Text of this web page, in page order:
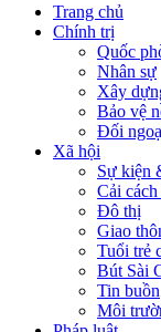
Trang chủ
Chính trị
Quốc
Nhân sự
Xây
Bảo vệ
Đối
Xã hội
Sự kiện
Cải
Đô thị
Giao
Tuổi trẻ
Bút Sài
Tin buồn
Môi